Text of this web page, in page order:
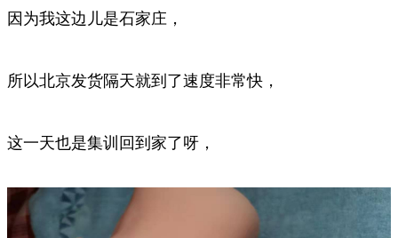
因为我这边儿是石家庄，
所以北京发货隔天就到了速度非常快，
这一天也是集训回到家了呀，